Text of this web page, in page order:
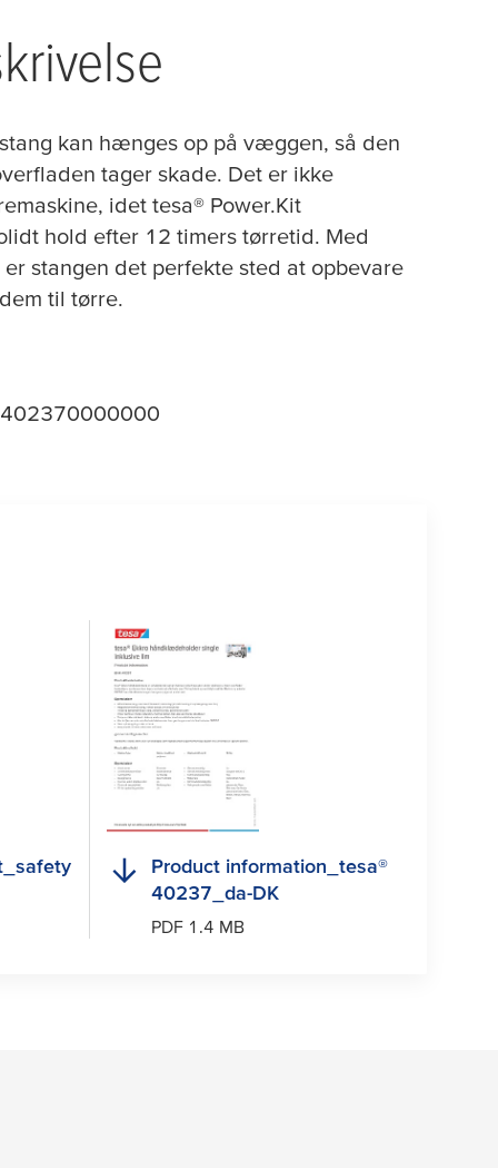
kan hænges op på væggen, så den
tager skade. Det er ikke
idet tesa® Power.Kit
hold efter 12 timers tørretid. Med
stangen det perfekte sted at opbevare
til tørre.
402370000000
Product information_ tesa®
40237_da-DK
PDF 1.4 MB